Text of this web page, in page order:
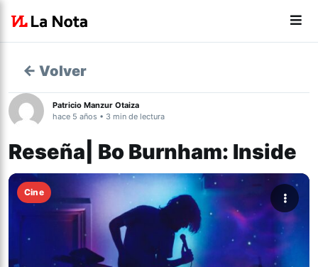
← Volver
Patricio Manzur Otaiza
hace 5 años • 3 min de lectura
Reseña| Bo Burnham: Inside
Cine